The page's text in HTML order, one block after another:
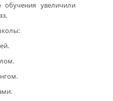
обучения увеличили